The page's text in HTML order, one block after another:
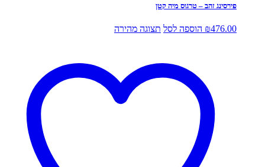
פירסינג זהב – טרגוס מיה קטן
₪476.00 הוספה לסל תצוגה מהירה